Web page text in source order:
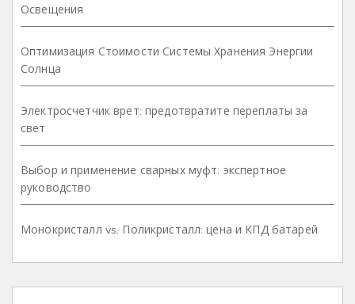
Освещения
Оптимизация Стоимости Системы Хранения Энергии
Солнца
Электросчетчик врет: предотвратите переплаты за
свет
Выбор и применение сварных муфт: экспертное
руководство
Монокристалл vs. Поликристалл: цена и КПД батарей